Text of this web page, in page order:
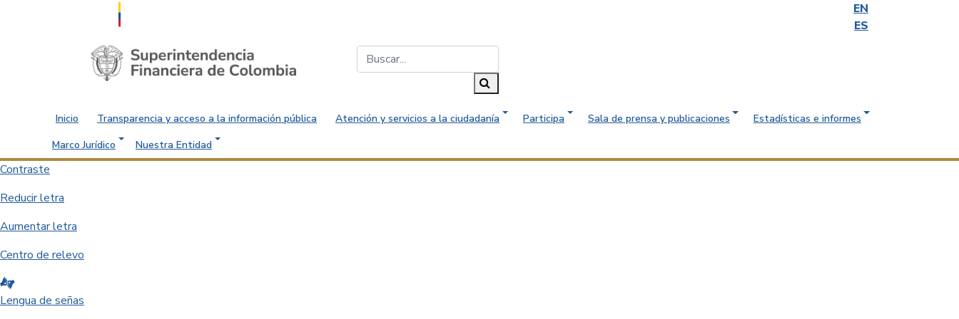
EN
ES
Saltar al contenido principal
Inicio Transparencia y acceso a la información pública Atención y servicios a la ciudadanía Participa Sala de prensa y publicaciones
Estadísticas e informes
Marco Jurídico
Nuestra Entidad
Contraste
Reducir letra
Aumentar letra
Centro de relevo
Lengua de señas